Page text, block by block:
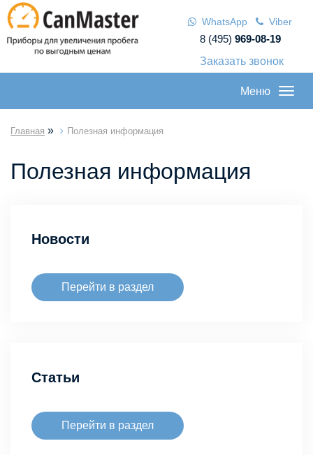
WhatsApp
Viber
8 (495) 969-08-19
Заказать звонок
Меню
Главная » Полезная информация
Полезная информация
Новости
Перейти в раздел
Статьи
Перейти в раздел